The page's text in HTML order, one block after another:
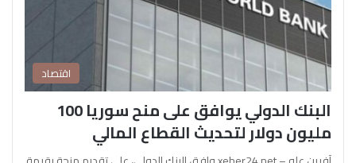
اقتصاد
البنك الدولي يوافق على منح سوريا 100
مليون دولار لتحديث القطاع المالي